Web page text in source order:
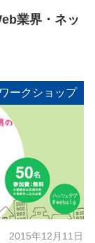
業界・ネッ
ークショップ
2015年12月11日